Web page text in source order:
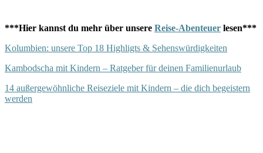
***Hier kannst du mehr über unsere Reise-Abenteuer lesen***
Kolumbien: unsere Top 18 Highligts & Sehenswürdigkeiten
Kambodscha mit Kindern – Ratgeber für deinen Familienurlaub
14 außergewöhnliche Reiseziele mit Kindern – die dich begeistern
werden